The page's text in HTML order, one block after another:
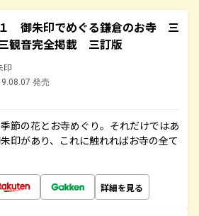
御朱印でめぐる鎌倉のお寺 三
観音完全掲載 三訂版
印
発売
節の花とお寺めぐり。それだけではあ
印があり、これに触れればお寺の全て
詳細を見る